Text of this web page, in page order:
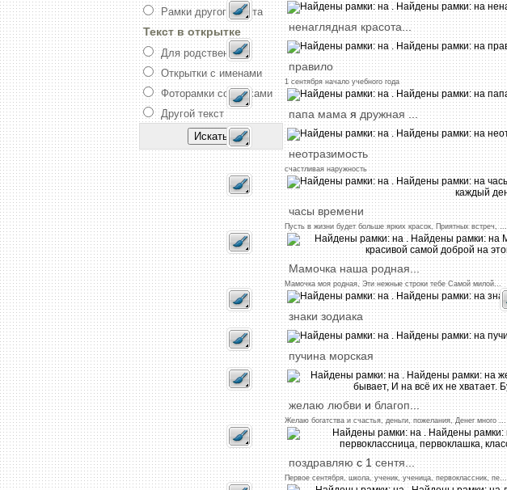
Рамки другого цвета
Текст в открытке
Для родственника
Открытки с именами
Фоторамки со стихами
Другой текст
ненаглядная красота...
правило
1 сентября начало учебного года
папа мамаядружная...
неотразимость
счастливая наружность
часы времени
Пусть в жизни будет больше ярких красок, Приятных встреч, ...
Мамочка наша родная...
Мамочка моя родная, Эти нежные строки тебе Самой милой...
знаки зодиака
пучина морская
желаю любвииблагоп...
Желаю богатства исчастья, деньги, пожелания, Денег много ...
поздравляюс 1сентя...
Первое сентября, школа, ученик, ученица, первоклассник, пе ...